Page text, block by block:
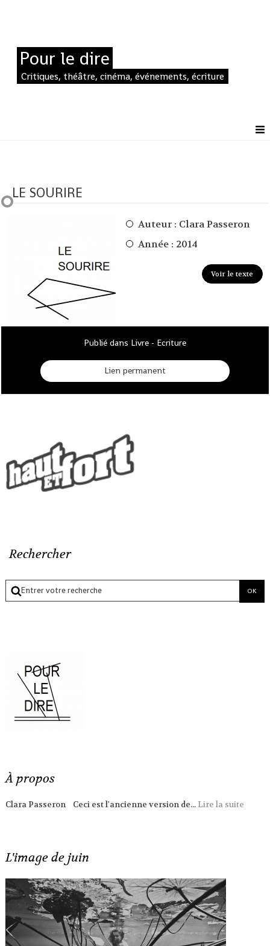
Pour le dire
Critiques, théâtre, cinéma, événements, écriture
Rechercher
À propos
Clara Passeron Ceci est l'ancienne version de... Lire la suite
L'image de juin
LE SOURIRE
Auteur : Clara Passeron
Année : 2014
Voir le texte
Publié dans Livre - Ecriture
Lien permanent